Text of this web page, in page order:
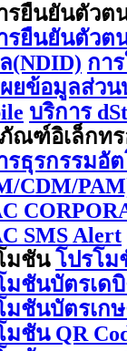
รยืนยันตัวต
รยืนยันตัวต
(NDID) กา
ผยข้อมูลส่ว
บริการ
ณฑ์อิเล็กท
รธุรกรรมอั
CDM/
SMS Alert
มชัน โปรโม
มชันบัตรเด
มชันบัตรเก
มชัน QR